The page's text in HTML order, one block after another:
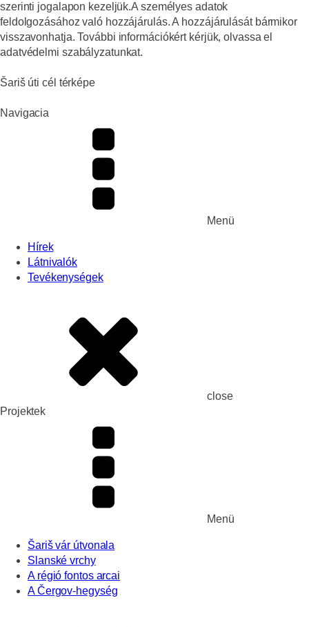
szerinti jogalapon kezeljük.A személyes adatok
feldolgozásához való hozzájárulás. A hozzájárulását bármikor
visszavonhatja. További információkért kérjük, olvassa el
adatvédelmi szabályzatunkat.
Šariš úti cél térképe
Navigacia
Menü
Hírek
Látnivalók
Tevékenységek
close
Projektek
Menü
Šariš vár útvonala
Slanské vrchy
A régió fontos arcai
A Čergov-hegység